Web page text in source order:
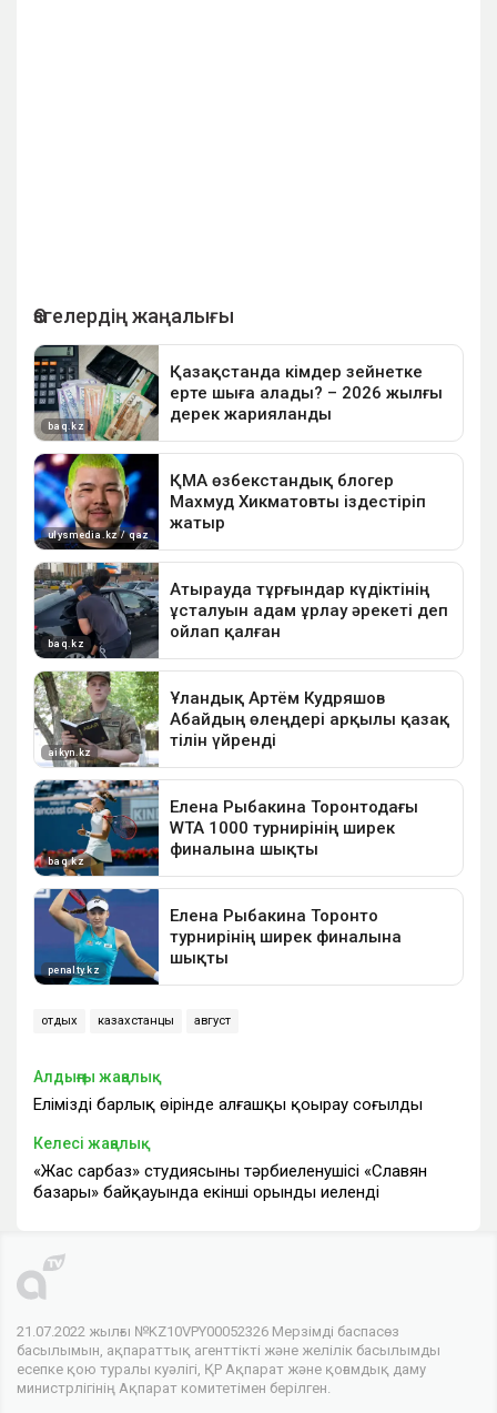
отдых казахстанцы август
Алдыңғы жаңалық
Еліміздің барлық өңірінде алғашқы қоңырау соғылды
Келесі жаңалық
«Жас сарбаз» студиясының тәрбиеленушісі «Славян
базары» байқауында екінші орынды иеленді
21.07.2022 жылғы №KZ10VPY00052326 Мерзімді баспасөз
басылымын, ақпараттық агенттікті және желілік басылымды
есепке қою туралы куәлігі, ҚР Ақпарат және қоғамдық даму
министрлігінің Ақпарат комитетімен берілген.